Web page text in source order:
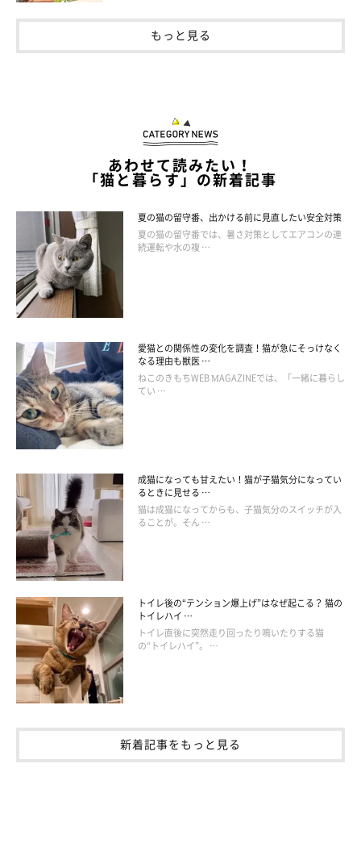
便秘を経験しないため！毎日のチェックを習
慣づけよう
Andrey Zhuravlev/gettyimages
ウンチは大切な健康のバロメータのひとつです。量や色、ニオ
イ、回数など、ふだんから愛猫がどのようなウンチをしているか
毎日チェックする習慣をつけましょう。そしていつもと違うこと
があれば、便秘に限らず、すぐに獣医師さんに相談することを習
慣にしてください。
さんが気付いてあげる必要があります。少しでも早く異変に気付
けるよう、毎日のウンチチェックを習慣にしてください。
お話を伺った先生／小林清佳先生（モノカどうぶつ病院院長）
参考／「ねこのきもち」2021年11月号『なりやすいのに軽視さ
れがち。冬はとくに注意！ 猫の便秘』
もっと見る
あわせて読みたい！
「猫と暮らす」の新着記事
夏の猫の留守番、出かける前に見直したい安全対策
夏の猫の留守番では、暑さ対策としてエアコンの連
続運転や水の複 …
愛猫との関係性の変化を調査！猫が急にそっけなく
なる理由も獣医 …
ねこのきもちWEB MAGAZINEでは、「一緒に暮らし
てい …
成猫になっても甘えたい！猫が子猫気分になってい
るときに見せる …
猫は成猫になってからも、子猫気分のスイッチが入
ることが。そん …
トイレ後の“テンション爆上げ”はなぜ起こる？ 猫の
トイレハイ …
トイレ直後に突然走り回ったり鳴いたりする猫
の“トイレハイ”。 …
新着記事をもっと見る